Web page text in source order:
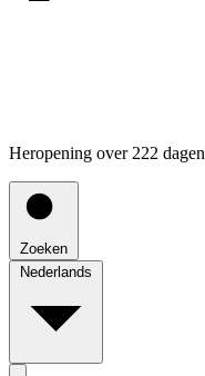
Heropening over 222 dagen
Zoeken
Nederlands